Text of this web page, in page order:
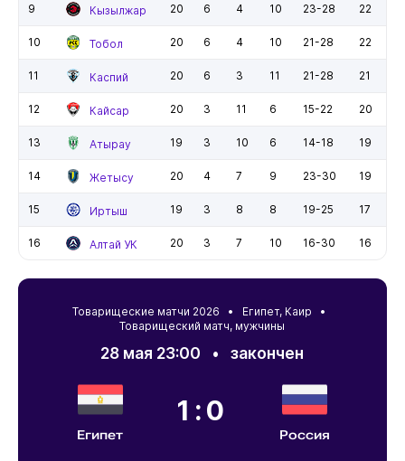
9 Кызылжар 20 6 4 10 23-28 22
10 Тобол 20 6 4 10 21-28 22
11 Каспий 20 6 3 11 21-28 21
12 Кайсар 20 3 11 6 15-22 20
13 Атырау 19 3 10 6 14-18 19
14 Жетысу 20 4 7 9 23-30 19
15 Иртыш 19 3 8 8 19-25 17
16 Алтай УК 20 3 7 10 16-30 16
Товарищеские матчи 2026 • Египет, Каир •
Товарищеский матч, мужчины
28 мая 23:00 •закончен
Египет
1:0
Россия